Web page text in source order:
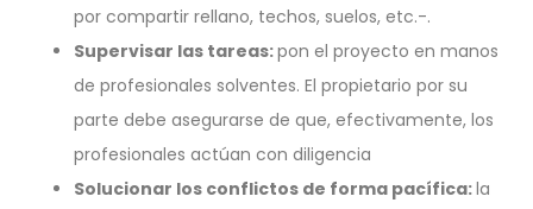
por compartir rellano, techos, suelos, etc.-.
Supervisar las tareas:pon el proyecto en manos
de profesionales solventes. El propietario por su
parte debe asegurarse de que, efectivamente, los
profesionales actúan con diligencia
Solucionar los conflictos de forma pacífica:la